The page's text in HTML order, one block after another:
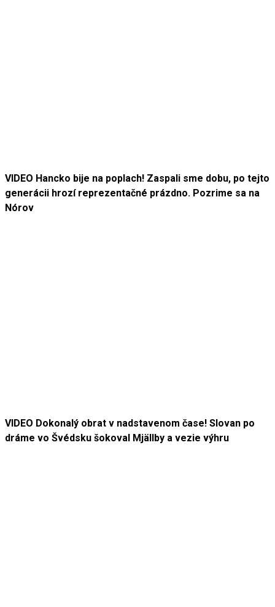
VIDEO Hancko bije na poplach! Zaspali sme dobu, po tejto
generácii hrozí reprezentačné prázdno. Pozrime sa na
Nórov
VIDEO Dokonalý obrat v nadstavenom čase! Slovan po
dráme vo Švédsku šokoval Mjällby a vezie výhru